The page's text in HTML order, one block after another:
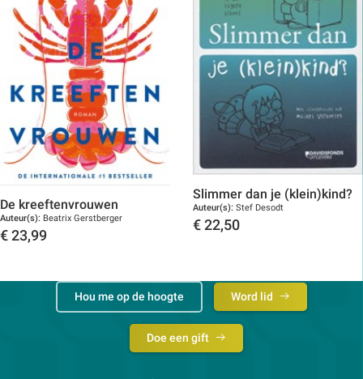
De kreeftenvrouwen
Auteur(s): Beatrix Gerstberger
€ 23,99
Slimmer dan je (klein)kind?
Auteur(s): Stef Desodt
€ 22,50
Hou me op de hoogte Word lid
Doe een gift